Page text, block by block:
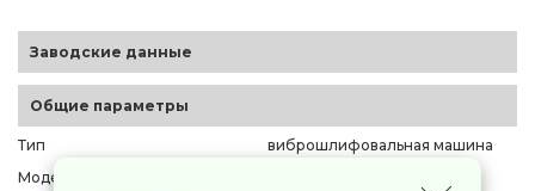
Заводские данные
Общие параметры
Тип
виброшлифовальная машина
Модель